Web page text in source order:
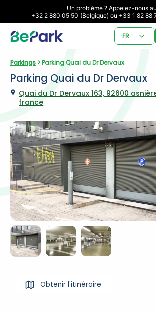
Un problème ? Appelez-nous au
+32 2 880 05 50 (Belgique) ou +33 1 82 88
FR
Parkings > Parking Quai du Dr Dervaux
Parking Quai du Dr Dervaux
Quai du Dr Dervaux 163, 92600
france
Obtenir l'itinéraire